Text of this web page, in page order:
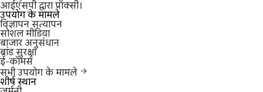
आईएसपी द्वारा प्रॉक्सी।
उपयोग के मामले
विज्ञापन सत्यापन
सोशल मीडिया
बाजार अनुसंधान
ब्रांड सुरक्षा
ई-कॉमर्स
सभी उपयोग के मामले
शीर्ष स्थान